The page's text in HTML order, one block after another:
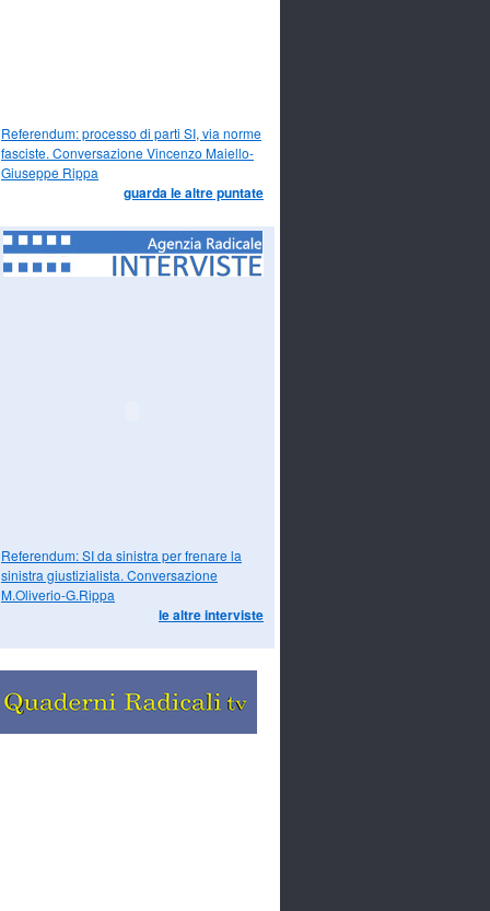
Referendum: processo di parti SI, via norme
fasciste. Conversazione Vincenzo Maiello-
Giuseppe Rippa
guarda le altre puntate
Referendum: SI da sinistra per frenare la
sinistra giustizialista. Conversazione
M.Oliverio-G.Rippa
le altre interviste